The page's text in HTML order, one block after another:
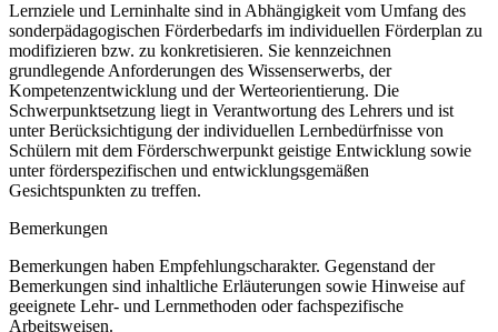
Lernziele und Lerninhalte sind in Abhängigkeit vom Umfang des
sonderpädagogischen Förderbedarfs im individuellen Förderplan zu
modifizieren bzw. zu konkretisieren. Sie kennzeichnen
grundlegende Anforderungen des Wissenserwerbs, der
Kompetenzentwicklung und der Werteorientierung. Die
Schwerpunktsetzung liegt in Verantwortung des Lehrers und ist
unter Berücksichtigung der individuellen Lernbedürfnisse von
Schülern mit dem Förderschwerpunkt geistige Entwicklung sowie
unter förderspezifischen und entwicklungsgemäßen
Gesichtspunkten zu treffen.
Bemerkungen
Bemerkungen haben Empfehlungscharakter. Gegenstand der
Bemerkungen sind inhaltliche Erläuterungen sowie Hinweise auf
geeignete Lehr- und Lernmethoden oder fachspezifische
Arbeitsweisen.